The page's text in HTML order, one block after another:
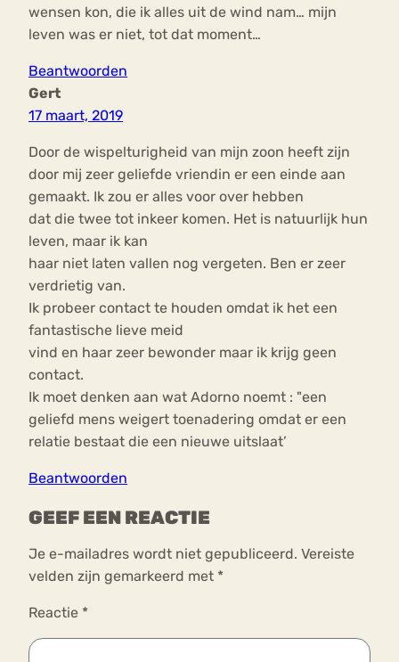
wensen kon, die ik alles uit de wind nam… mijn
leven was er niet, tot dat moment…
Beantwoorden
Gert
17 maart, 2019
Door de wispelturigheid van mijn zoon heeft zijn
door mij zeer geliefde vriendin er een einde aan
gemaakt. Ik zou er alles voor over hebben
dat die twee tot inkeer komen. Het is natuurlijk hun
leven, maar ik kan
haar niet laten vallen nog vergeten. Ben er zeer
verdrietig van.
Ik probeer contact te houden omdat ik het een
fantastische lieve meid
vind en haar zeer bewonder maar ik krijg geen
contact.
Ik moet denken aan wat Adorno noemt : "een
geliefd mens weigert toenadering omdat er een
relatie bestaat die een nieuwe uitslaat’
Beantwoorden
GEEF EEN REACTIE
Je e-mailadres wordt niet gepubliceerd. Vereiste
velden zijn gemarkeerd met *
Reactie *